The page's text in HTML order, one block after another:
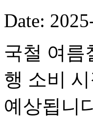
Date:
국철 여름
행 소비
예상됩니